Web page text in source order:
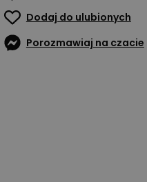
Dodaj do ulubionych
Porozmawiaj na czacie